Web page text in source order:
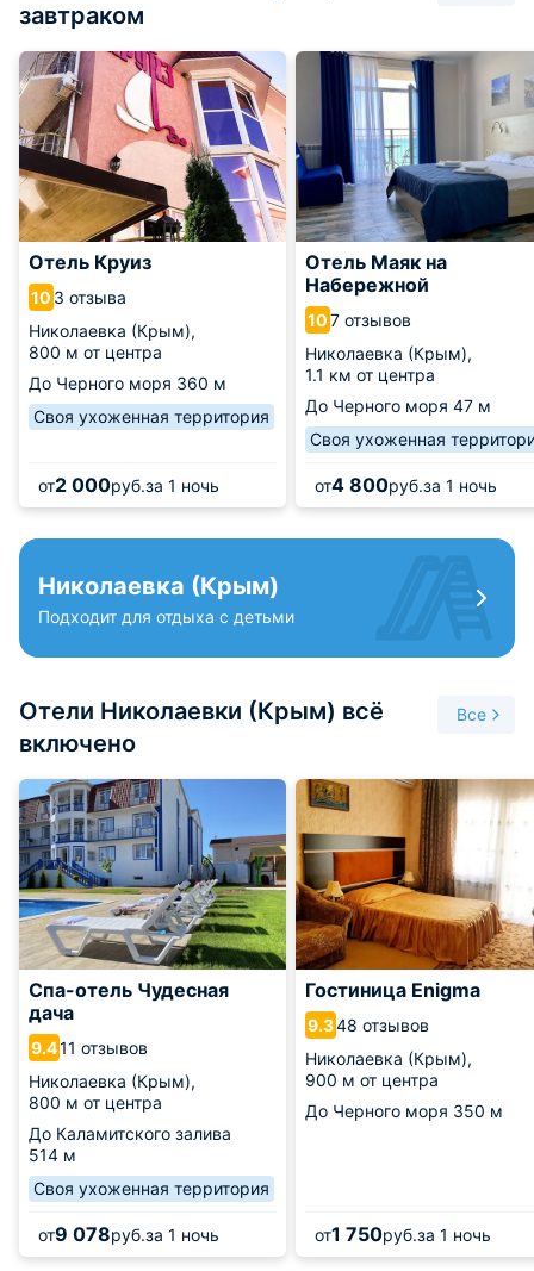
завтраком
Отель Круиз
10 3 отзыва
Николаевка (Крым),
800 м от центра
До Черного моря 360 м
Своя ухоженная территория
от2 000руб.за 1 ночь
Отель Маяк на
Набережной
107 отзывов
Николаевка (Крым),
1.1 км от центра
До Черного моря 47 м
Своя ухоженная
от4 800руб.за 1 ночь
Николаевка (Крым)
Подходит для отдыха с детьми
Отели Николаевки (Крым) всё
включено
Все
Спа-отель Чудесная
дача
9.411 отзывов
Николаевка (Крым),
800 м от центра
До Каламитского залива
514 м
Своя ухоженная территория
от9 078руб.за 1 ночь
Гостиница Enigma
9.348 отзывов
Николаевка (Крым),
900 м от центра
До Черного моря 350 м
от1 750руб.за 1 ночь